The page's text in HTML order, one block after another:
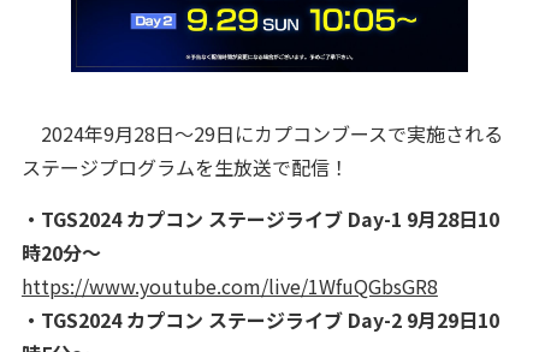
2024年9月28日～29日にカプコンブースで実施される
ステージプログラムを生放送で配信！
・TGS2024 カプコン ステージライブ Day-1 9月28日10
時20分～
https://www.youtube.com/live/1WfuQGbsGR8
・TGS2024 カプコン ステージライブ Day-2 9月29日10